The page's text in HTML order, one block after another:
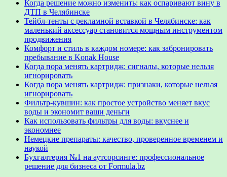
Когда решение можно изменить: как оспаривают вину в
ДТП в Челябинске
Тейбл-тенты с рекламной вставкой в Челябинске: как
маленький аксессуар становится мощным инструментом
продвижения
Комфорт и стиль в каждом номере: как забронировать
пребывание в Konak House
Когда пора менять картридж: сигналы, которые нельзя
игнорировать
Когда пора менять картридж: признаки, которые нельзя
игнорировать
Фильтр-кувшин: как простое устройство меняет вкус
воды и экономит ваши деньги
Как использовать фильтры для воды: вкуснее и
экономнее
Немецкие препараты: качество, проверенное временем и
наукой
Бухгалтерия №1 на аутсорсинге: профессиональное
решение для бизнеса от Formula.bz